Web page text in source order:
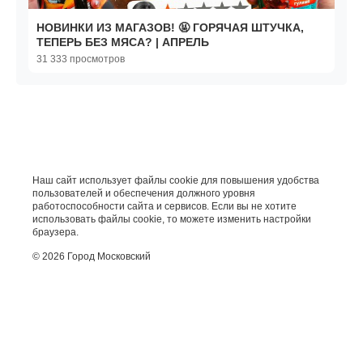
НОВИНКИ ИЗ МАГАЗОВ! 🤬 ГОРЯЧАЯ ШТУЧКА,
ТЕПЕРЬ БЕЗ МЯСА? | АПРЕЛЬ
31 333 просмотров
Наш сайт использует файлы cookie для повышения удобства
пользователей и обеспечения должного уровня
работоспособности сайта и сервисов. Если вы не хотите
использовать файлы cookie, то можете изменить настройки
браузера.
© 2026 Город Московский